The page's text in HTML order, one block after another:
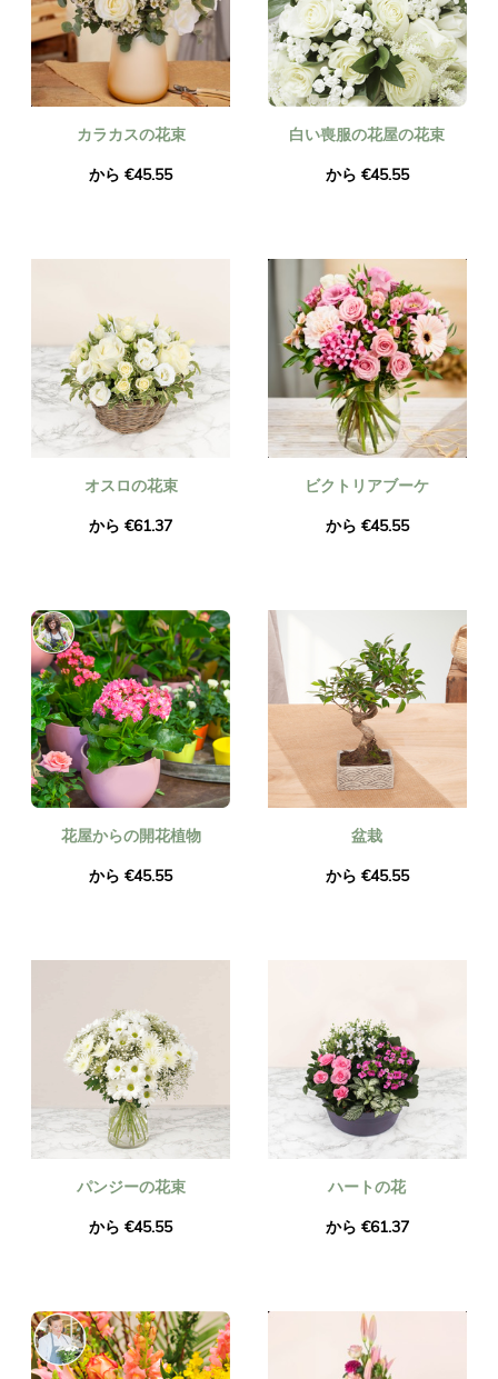
カラカスの花束
から €45.55
白い喪服の花屋の花束
から €45.55
オスロの花束
から €61.37
ビクトリアブーケ
から €45.55
花屋からの開花植物
から €45.55
盆栽
から €45.55
パンジーの花束
から €45.55
ハートの花
から €61.37